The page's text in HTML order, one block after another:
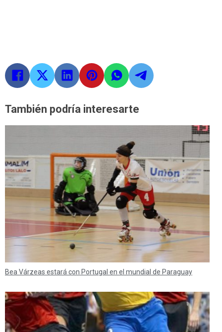
También podría interesarte
Bea Várzeas estará con Portugal en el mundial de Paraguay